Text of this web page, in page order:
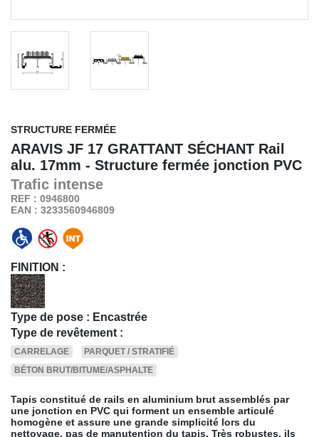
STRUCTURE FERMÉE
ARAVIS JF 17 GRATTANT SÉCHANT Rail
alu. 17mm - Structure fermée jonction PVC
Trafic intense
REF : 0946800
EAN : 3233560946809
FINITION :
Type de pose : Encastrée
Type de revêtement :
CARRELAGE
PARQUET / STRATIFIÉ
BÉTON BRUT/BITUME/ASPHALTE
Tapis constitué de rails en aluminium brut assemblés par
une jonction en PVC qui forment un ensemble articulé
homogène et assure une grande simplicité lors du
nettoyage, pas de manutention du tapis. Très robustes, ils